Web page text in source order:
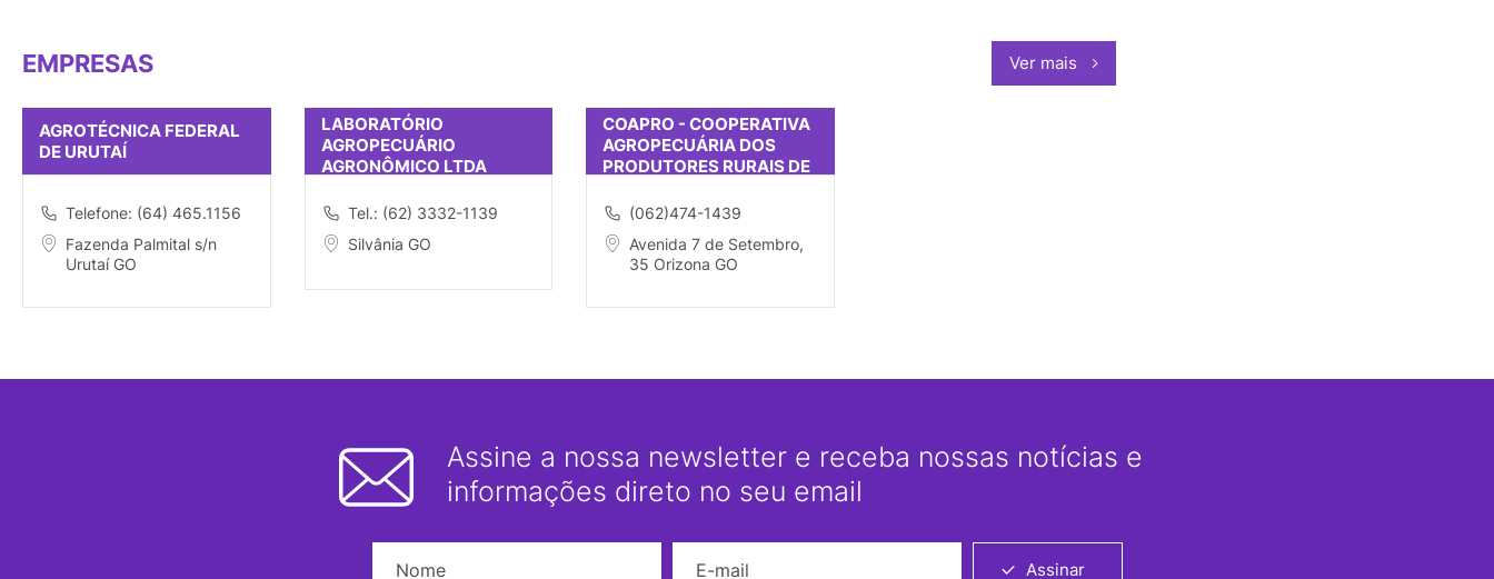
EMPRESAS Ver mais
AGROTÉCNICA FEDERAL
DE URUTAÍ
Telefone: (64) 465.1156
Fazenda Palmital s/n
Urutaí GO
LABORATÓRIO
AGROPECUÁRIO
AGRONÔMICO LTDA
Tel.: (62) 3332-1139
Silvânia GO
COAPRO - COOPERATIVA
AGROPECUÁRIA DOS
PRODUTORES RURAIS DE
(062)474-1439
Avenida 7 de Setembro,
35 Orizona GO
Assine a nossa newsletter e receba nossas notícias e
informações direto no seu email
Assinar